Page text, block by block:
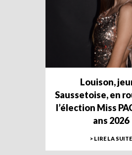
Louison,
Saussetoise, en
l’élection Miss
ans 2026
> LIRE LA SUITE